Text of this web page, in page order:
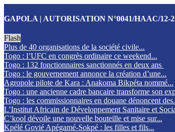
GAPOLA | AUTORISATION N°0041/HAAC/12-
Flash
Plus de 40 organisations de la société civile...
Togo : l’UFC en congrès ordinaire ce weekend...
Togo : 132 fonctionnaires sanctionnés en deux ans
Togo : le gouvernement annonce la création d’une...
Agropole pilote de Kara : Anakoma Bikpéta nommé...
Togo : une ancienne cadre bancaire transforme son
Togo : les commissionnaires en douane dénoncent
L’Institut Africain de Développement Sanitaire et
C’kool dévoile une nouvelle bouteille et mise sur...
Kpélé Govié Apégamé-Sokpé : les filles et fils...